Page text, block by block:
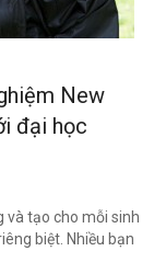
New
đại học
và tạo cho mỗi sinh
biệt. Nhiều bạn